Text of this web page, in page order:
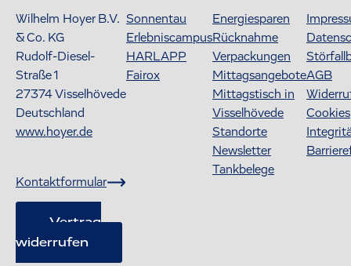
Wilhelm Hoyer B.V.
& Co. KG
Rudolf-Diesel-
Straße 1
27374Visselhövede
Deutschland
www.hoyer.de
Kontaktformular
Vertrag
widerrufen
Sonnentau
Erlebniscampus
HARLAPP
Fairox
Energiesparen
Rücknahme
Verpackungen
Mittagsangebote
Mittagstisch in
Visselhövede
Standorte
Newsletter
Tankbelege
AGB
Cookies